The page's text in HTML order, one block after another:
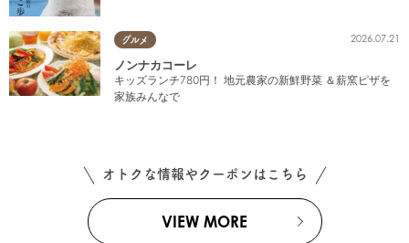
グルメ 2026.07.21
ノンナカコーレ
キッズランチ780円！ 地元農家の新鮮野菜 ＆薪窯ピザを
家族みんなで
オトクな情報やクーポンはこちら
VIEW MORE